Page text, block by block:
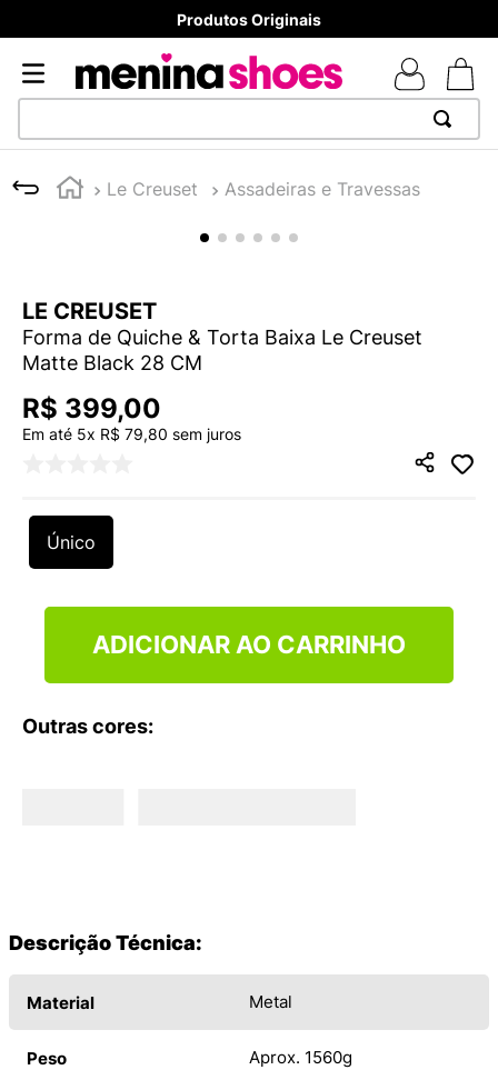
Produtos Originais
Le Creuset Assadeiras e Travessas
LE CREUSET
Forma de Quiche & Torta Baixa Le Creuset
Matte Black 28 CM
R$ 399,00
Em até 5x R$ 79,80 sem juros
Único
ADICIONAR AO CARRINHO
Outras cores:
Descrição Técnica:
Material Metal
Peso Aprox. 1560g
1
TÊNIS NEWS BALANCE 530
4º
TÊNIS VEJA WHITE
5
ADIDAS
º
7 º
MELISSA SLIDE
10º VANS TÊNIS VANS ULTRARANGE